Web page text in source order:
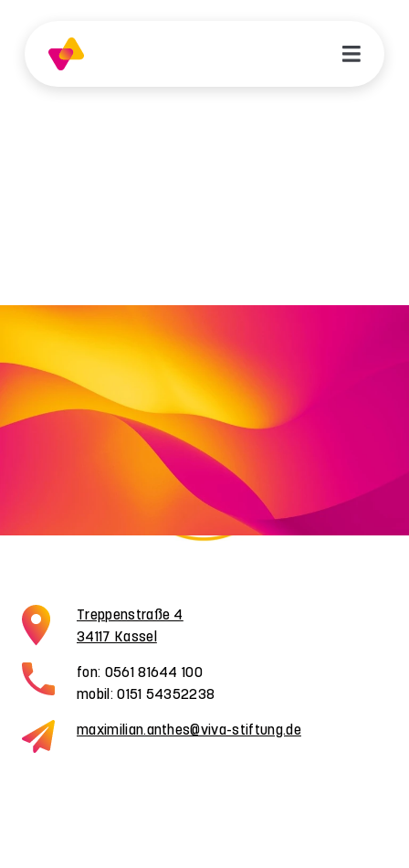
Treppenstraße 4
34117 Kassel
fon: 0561 81644 100
mobil: 0151 54352238
maximilian.anthes@viva-stiftung.de